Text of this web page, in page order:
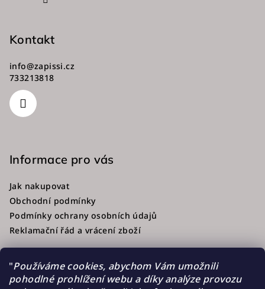
"Používáme cookies, abychom Vám umožnili
pohodlné prohlížení webu a díky analýze provozu
Kontakt
info@zapissi.cz
733213818
Informace pro vás
Jak nakupovat
Obchodní podmínky
Podmínky ochrany osobních údajů
Reklamační řád a vrácení zboží
Přijímáme online platby